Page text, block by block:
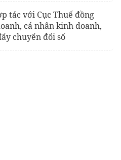
tác với Cục Thuế đồng
cá nhân kinh doanh,
chuyển đổi số